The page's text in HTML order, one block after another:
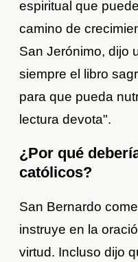
espiritual que
camino de
San Jerónimo, dijo
siempre el libro
para que pueda
lectura devota".
¿Por qué
católicos?
San Bernardo
instruye en la
virtud. Incluso dijo